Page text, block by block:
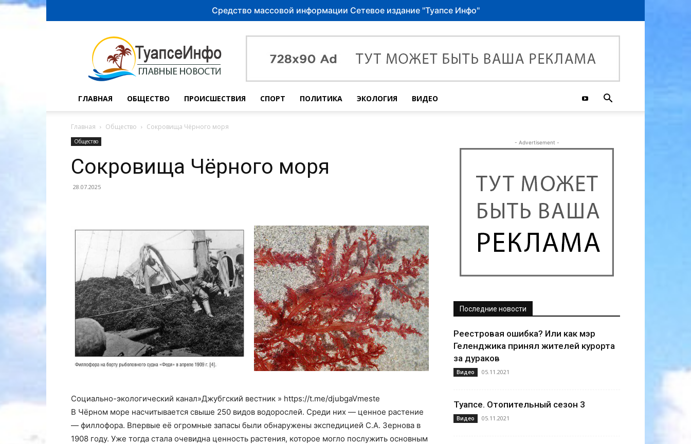
Средство массовой информации Сетевое издание "Туапсе Инфо"
инфо
ГЛАВНАЯ ОБЩЕСТВО ПРОИСШЕСТВИЯ СПОРТ ПОЛИТИКА ЭКОЛОГИЯ ВИДЕО
Главная Общество Сокровища Чёрного моря
Общество
Сокровища Чёрного моря
28.07.2025
Социально-экологический канал»Джубгский вестник » https://t.me/djubgaVmeste
В Чёрном море насчитывается свыше 250 видов водорослей. Среди них — ценное растение
— филлофора. Впервые её огромные запасы были обнаружены экспедицией С.А. Зернова в
1908 году. Уже тогда стала очевидна ценность растения, которое могло послужить основным
- Advertisement -
Последние новости
Реестровая ошибка? Или как мэр
Геленджика принял жителей курорта
за дураков
Видео 05.11.2021
Туапсе. Отопительный сезон 3
Видео 05.11.2021